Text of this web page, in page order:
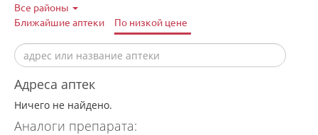
Все районы
Ближайшие аптеки
По низкой цене
Адреса аптек
Ничего не найдено.
Аналоги препарата: